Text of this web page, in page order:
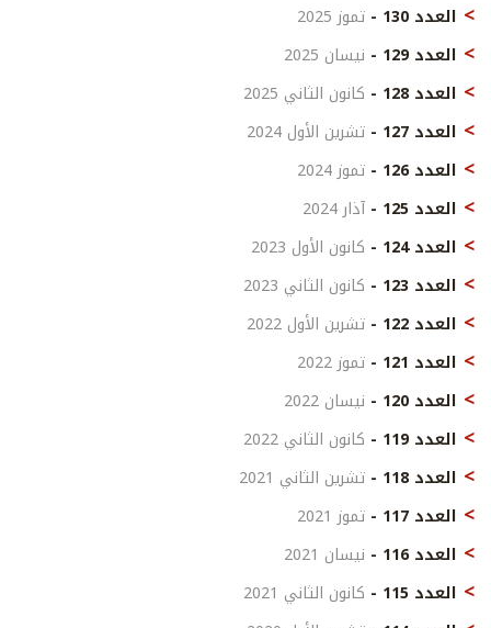
العدد 130 -
تموز 2025
العدد 129 -
نيسان 2025
العدد 128 -
كانون الثاني 2025
العدد 127 -
تشرين الأول 2024
العدد 126 -
تموز 2024
العدد 125 -
آذار 2024
العدد 124 -
كانون الأول 2023
العدد 123 -
كانون الثاني 2023
العدد 122 -
تشرين الأول 2022
العدد 121 -
تموز 2022
العدد 120 -
نيسان 2022
العدد 119 -
كانون الثاني 2022
العدد 118 -
تشرين الثاني 2021
العدد 117 -
تموز 2021
العدد 116 -
نيسان 2021
العدد 115 -
كانون الثاني 2021